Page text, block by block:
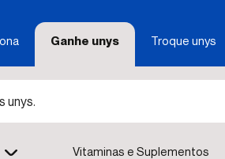
Ganhe unys Troque unys
Vitaminas e Suplementos